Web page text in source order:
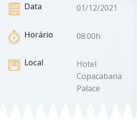
Data 01/12/2021
Horário 08:00h
Local
Hotel
Copacabana
Palace